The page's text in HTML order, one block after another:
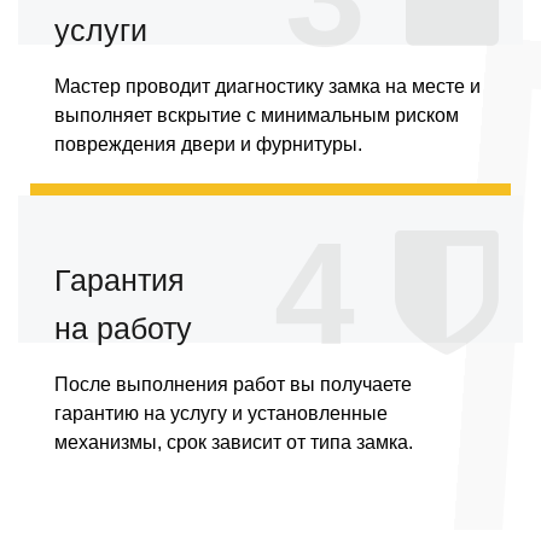
услуги
Мастер проводит диагностику замка на месте и
выполняет вскрытие с минимальным риском
повреждения двери и фурнитуры.
Гарантия
на работу
После выполнения работ вы получаете
гарантию на услугу и установленные
механизмы, срок зависит от типа замка.